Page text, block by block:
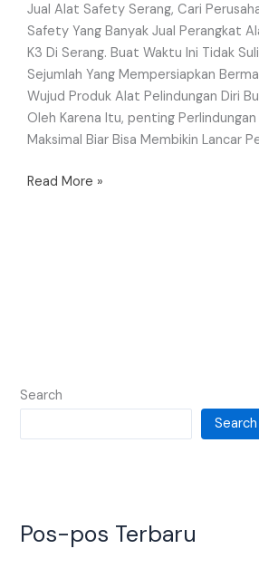
Jual Alat Safety Serang, Cari
Safety Yang Banyak Jual Perangkat
K3 Di Serang. Buat Waktu Ini Tidak
Sejumlah Yang Mempersiapkan
Wujud Produk Alat Pelindungan Diri
Oleh Karena Itu, penting
Maksimal Biar Bisa Membikin Lancar
Read More »
Search
Search
Pos-pos Terbaru